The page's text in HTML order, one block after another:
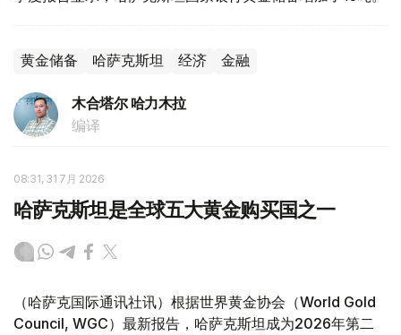
黄金储备 哈萨克斯坦 经济 金融
木合塔尔 哈力木拉
编译
08:31, 31 7月 2026
哈萨克斯坦是全球五大黄金购买国之一
（哈萨克国际通讯社讯）根据世界黄金协会（World Gold
Council, WGC）最新报告，哈萨克斯坦成为2026年第二